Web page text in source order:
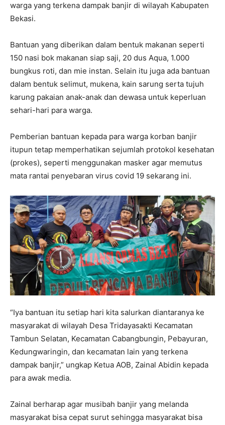
warga yang terkena dampak banjir di wilayah Kabupaten
Bekasi.
Bantuan yang diberikan dalam bentuk makanan seperti
150 nasi bok makanan siap saji, 20 dus Aqua, 1.000
bungkus roti, dan mie instan. Selain itu juga ada bantuan
dalam bentuk selimut, mukena, kain sarung serta tujuh
karung pakaian anak-anak dan dewasa untuk keperluan
sehari-hari para warga.
Pemberian bantuan kepada para warga korban banjir
itupun tetap memperhatikan sejumlah protokol kesehatan
(prokes), seperti menggunakan masker agar memutus
mata rantai penyebaran virus covid 19 sekarang ini.
“Iya bantuan itu setiap hari kita salurkan diantaranya ke
masyarakat di wilayah Desa Tridayasakti Kecamatan
Tambun Selatan, Kecamatan Cabangbungin, Pebayuran,
Kedungwaringin, dan kecamatan lain yang terkena
dampak banjir,” ungkap Ketua AOB, Zainal Abidin kepada
para awak media.
Zainal berharap agar musibah banjir yang melanda
masyarakat bisa cepat surut sehingga masyarakat bisa